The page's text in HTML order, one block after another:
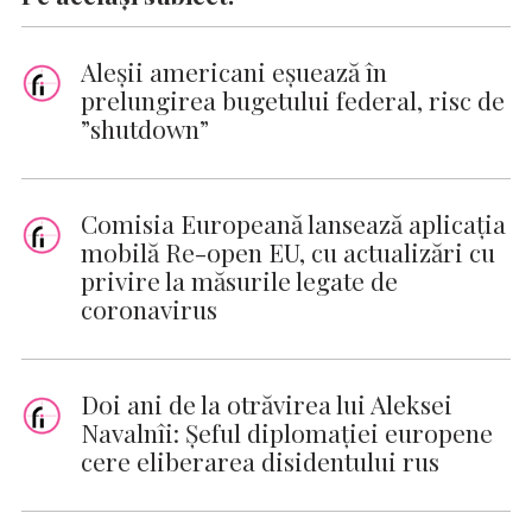
Aleşii americani eşuează în
prelungirea bugetului federal, risc de
”shutdown”
Comisia Europeană lansează aplicația
mobilă Re-open EU, cu actualizări cu
privire la măsurile legate de
coronavirus
Doi ani de la otrăvirea lui Aleksei
Navalnîi: Şeful diplomaţiei europene
cere eliberarea disidentului rus